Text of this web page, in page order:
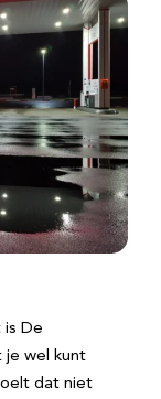
is De
je wel kunt
dat niet